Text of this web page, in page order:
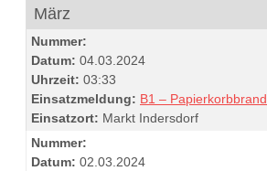
März
Nummer:
Datum: 04.03.2024
Uhrzeit: 03:33
Einsatzmeldung: B1 – Papierkorbbrand
Einsatzort: Markt Indersdorf
Nummer:
Datum: 02.03.2024